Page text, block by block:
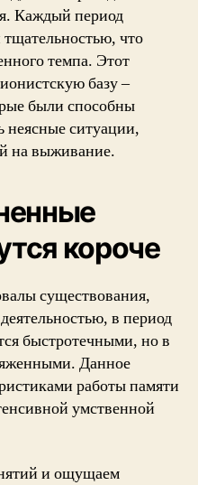
Каждый период
тщательностью, что
темпа. Этот
базу –
были способны
неясные ситуации,
на выживание.
короче
существования,
в период
быстротечными, но в
Данное
работы памяти
умственной
и ощущаем